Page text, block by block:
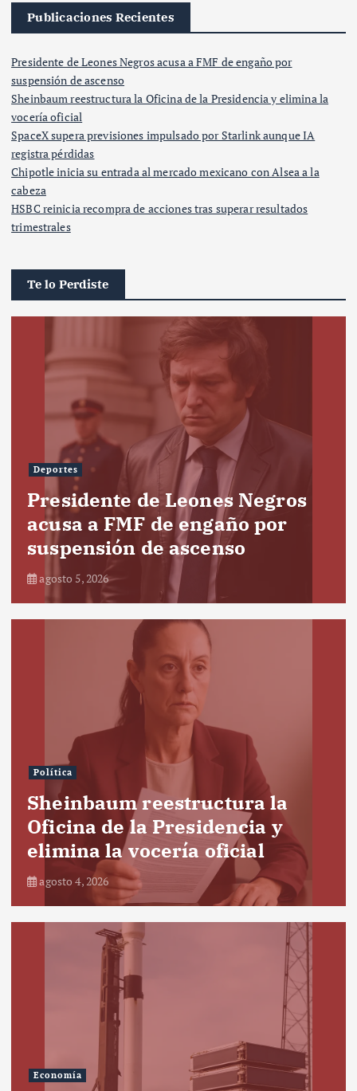
Publicaciones Recientes
Presidente de Leones Negros acusa a FMF de engaño por
suspensión de ascenso
Sheinbaum reestructura la Oficina de la Presidencia y elimina la
vocería oficial
SpaceX supera previsiones impulsado por Starlink aunque IA
registra pérdidas
Chipotle inicia su entrada al mercado mexicano con Alsea a la
cabeza
HSBC reinicia recompra de acciones tras superar resultados
trimestrales
Te lo Perdiste
Deportes
Presidente de Leones Negros
acusa a FMF de engaño por
suspensión de ascenso
agosto 5, 2026
Política
Sheinbaum reestructura la
Oficina de la Presidencia y
elimina la vocería oficial
agosto 4, 2026
Economía